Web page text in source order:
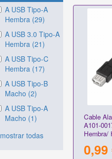
A USB Tipo-A
Hembra (29)
A USB 3.0 Tipo-A
Hembra (21)
A USB Tipo-C
Hembra (17)
A USB Tipo-B
Macho (2)
A USB Tipo-A
Macho (1)
mostrar todas
Cable
A101-
Hembra/
0,99